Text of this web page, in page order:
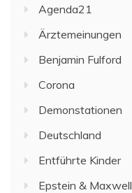
Agenda21
Ärztemeinungen
Benjamin Fulford
Corona
Demonstationen
Deutschland
Entführte Kinder
Epstein & Maxwell